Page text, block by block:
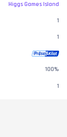
Higgs Games Island
1
1
100%
1